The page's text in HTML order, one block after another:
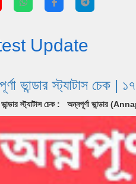
Update
ভান্ডার স্ট্যাটাস
ভান্ডার স্ট্যাটাস চেক : অন্নপূর্ণা ভান্ডার